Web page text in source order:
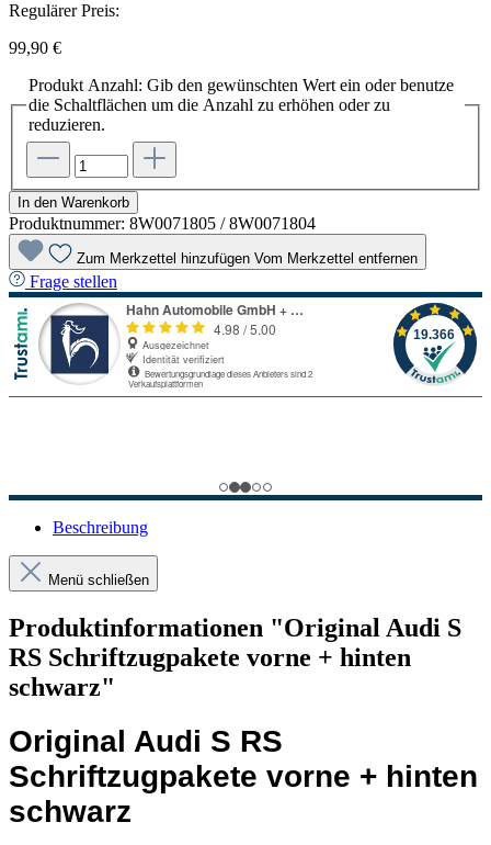
Regulärer Preis:
99,90 €
Produkt Anzahl: Gib den gewünschten Wert ein oder benutze
die Schaltflächen um die Anzahl zu erhöhen oder zu
reduzieren.
In den Warenkorb
Produktnummer: 8W0071805 / 8W0071804
Zum Merkzettel hinzufügen Vom Merkzettel entfernen
Frage stellen
Beschreibung
Menü schließen
Produktinformationen "Original Audi S
RS Schriftzugpakete vorne + hinten
schwarz"
Original Audi S RS
Schriftzugpakete vorne + hinten
schwarz